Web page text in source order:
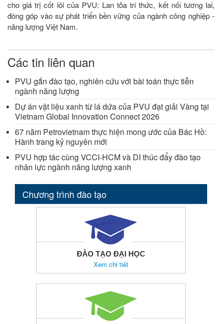
cho giá trị cốt lõi của PVU: Lan tỏa tri thức, kết nối tương lai,
đóng góp vào sự phát triển bền vững của ngành công nghiệp -
năng lượng Việt Nam.
Các tin liên quan
PVU gắn đào tạo, nghiên cứu với bài toán thực tiễn
ngành năng lượng
Dự án vật liệu xanh từ lá dứa của PVU đạt giải Vàng tại
Vietnam Global Innovation Connect 2026
67 năm Petrovietnam thực hiện mong ước của Bác Hồ:
Hành trang kỷ nguyên mới
PVU hợp tác cùng VCCI-HCM và DI thúc đẩy đào tạo
nhân lực ngành năng lượng xanh
Chương trình đào tạo
ĐÀO TẠO ĐẠI HỌC
Xem chi tiết